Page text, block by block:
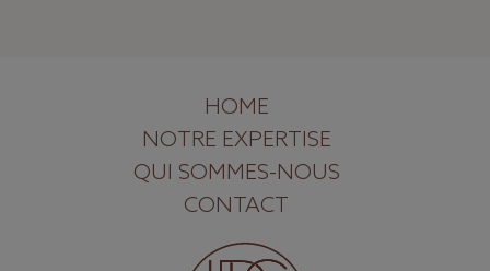
HOME
NOTRE EXPERTISE
QUI SOMMES-NOUS
CONTACT